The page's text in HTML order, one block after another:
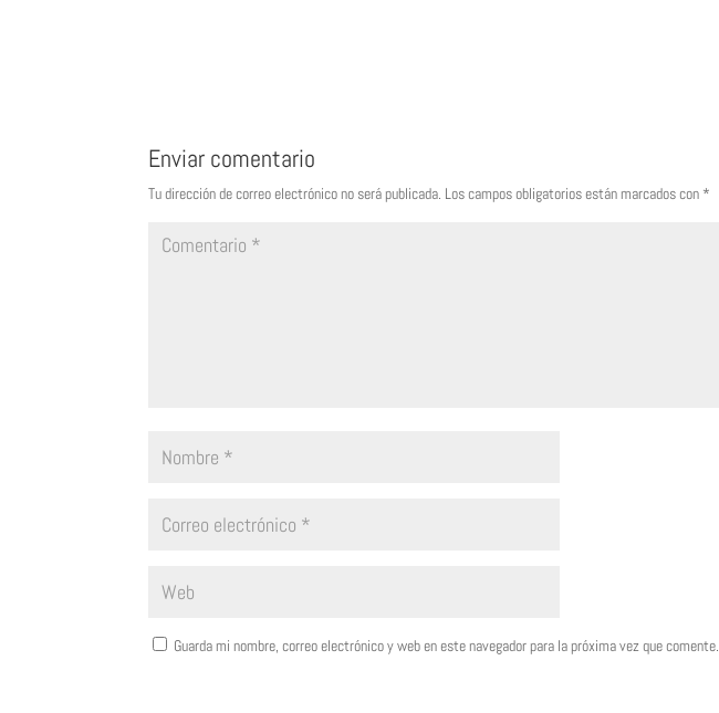
Enviar comentario
Tu dirección de correo electrónico no será publicada. Los campos obligatorios están marcados con *
Guarda mi nombre, correo electrónico y web en este navegador para la próxima vez que comente.